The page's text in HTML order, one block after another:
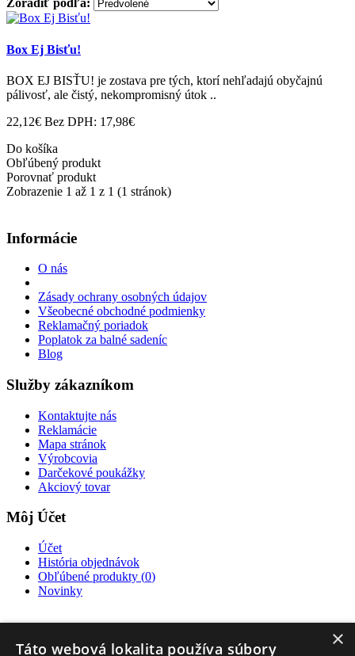
Zoradiť podľa:
Box Ej Bisťu!
BOX EJ BISŤU! je zostava pre tých, ktorí nehľadajú obyčajnú
pálivosť, ale čistý, nekompromisný útok ..
22,12€ Bez DPH: 17,98€
Do košíka
Obľúbený produkt
Porovnať produkt
Zobrazenie 1 až 1 z 1 (1 stránok)
Informácie
O nás
Zásady ochrany osobných údajov
Všeobecné obchodné podmienky
Reklamačný poriadok
Poplatok za balné sadeníc
Blog
Služby zákazníkom
Kontaktujte nás
Reklamácie
Mapa stránok
Výrobcovia
Darčekové poukážky
Akciový tovar
Môj Účet
Účet
História objednávok
Obľúbené produkty (0)
Novinky
×
Táto webová lokalita používa súbory